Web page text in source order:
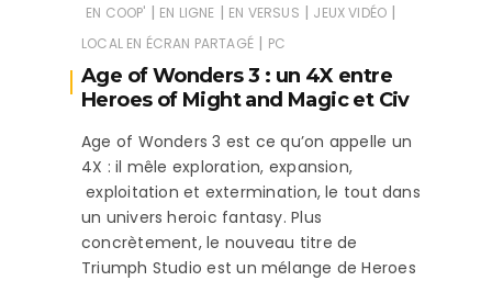
EN COOP' | EN LIGNE | EN VERSUS | JEUX VIDÉO |
LOCAL EN ÉCRAN PARTAGÉ | PC
Age of Wonders 3 : un 4X entre
Heroes of Might and Magic et Civ
Age of Wonders 3 est ce qu’on appelle un
4X : il mêle exploration, expansion,
exploitation et extermination, le tout dans
un univers heroic fantasy. Plus
concrètement, le nouveau titre de
Triumph Studio est un mélange de Heroes